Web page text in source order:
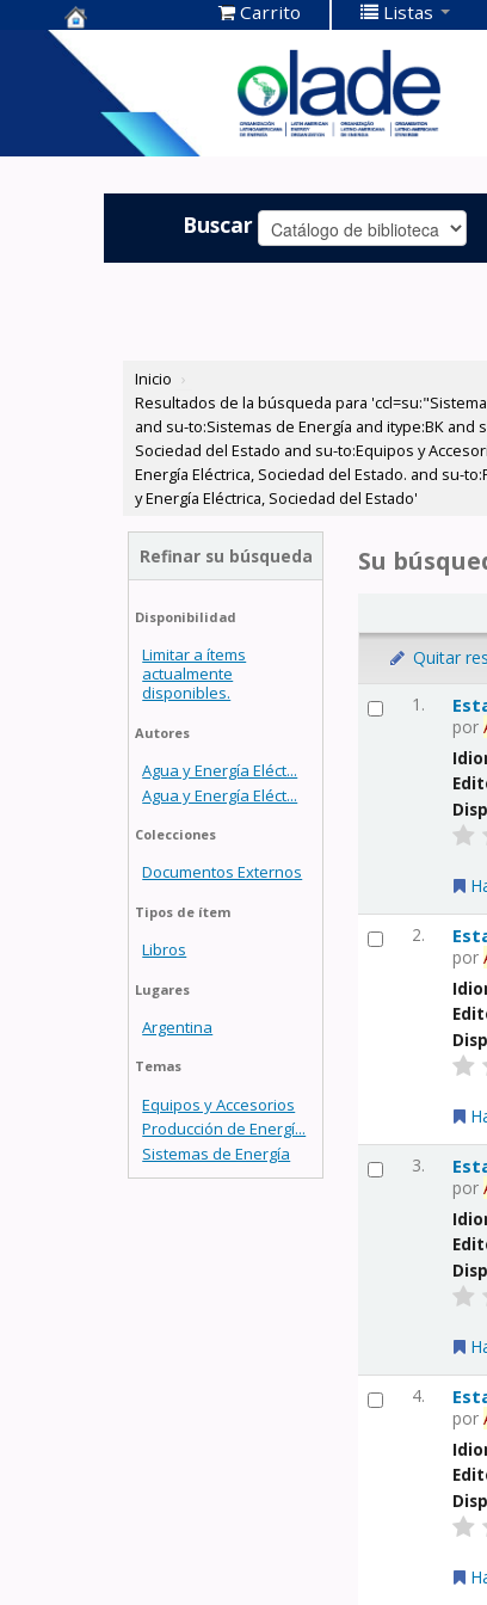
Centro de
Documentación
OLADE -
Carrito Listas
Buscar
Inicio ›
Resultados de la búsqueda para
and su-to:Sistemas de Energía and itype:BK and
Sociedad del Estado and su-to:Equipos y
Energía Eléctrica, Sociedad del Estado. and su-
y Energía Eléctrica, Sociedad del Estado'
Refinar su búsqueda
Disponibilidad
Limitar a ítems
actualmente
disponibles.
Autores
Agua y Energía Eléct...
Agua y Energía Eléct...
Colecciones
Documentos Externos
Tipos de ítem
Libros
Lugares
Argentina
Temas
Equipos y Accesorios
Producción de Energí...
Sistemas de Energía
Su
Quitar
1.
por
2.
por
3.
por
4.
por